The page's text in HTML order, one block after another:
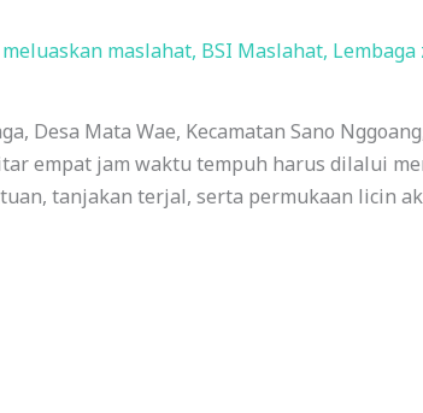
maslahat, BSI Maslahat,
Desa Mata Wae, Kecamatan Sano
empat jam waktu tempuh harus dilalui
tanjakan terjal, serta permukaan licin